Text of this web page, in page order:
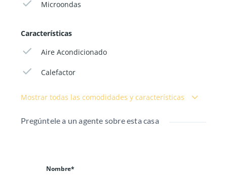
Microondas
Características
Aire Acondicionado
Calefactor
Mostrar todas las comodidades y características
Pregúntele a un agente sobre esta casa
Nombre*